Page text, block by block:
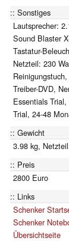
Sonstiges
Lautsprecher:
Sound Blaster
Tastatur-
Netzteil: 230
Treiber-DVD,
Essentials
Trial, 24-48
Gewicht
3.98 kg,
Preis
2800 Euro
Links
Schenker
Schenker
Übersichtseite